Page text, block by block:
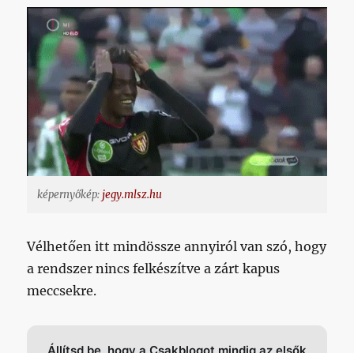
képernyőkép: jegy.mlsz.hu
Vélhetően itt mindössze annyiról van szó, hogy
a rendszer nincs felkészítve a zárt kapus
meccsekre.
Állítsd be, hogy a Csakblogot mindig az elsők